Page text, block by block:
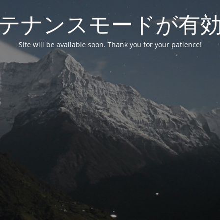
ナンスモードが有
Site will be available soon. Thank you for your patience!